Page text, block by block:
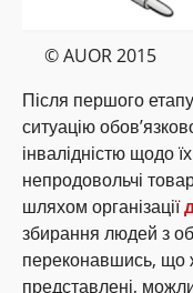
© AUOR 2015
Після першого
ситуацію
інвалідністю щодо
непродовольчі
шляхом організації
збирання людей з
переконавшись, що
представлені,